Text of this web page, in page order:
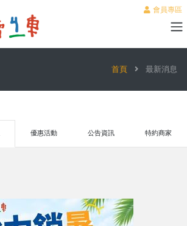
會員專區
首頁 最新消息
優惠活動 公告資訊 特約商家